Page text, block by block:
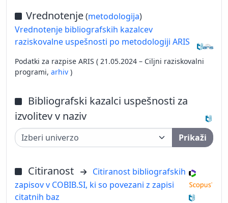
Vrednotenje(metodologija)
Vrednotenje bibliografskih kazalcev
raziskovalne uspešnosti po metodologiji ARIS
Podatki za razpise ARIS ( 21.05.2024 – Ciljni raziskovalni
programi, arhiv )
Bibliografski kazalci uspešnosti za
izvolitev v naziv
Prikaži
Citiranost
Citiranost bibliografskih
zapisov v COBIB.SI, ki so povezani z zapisi
citatnih baz